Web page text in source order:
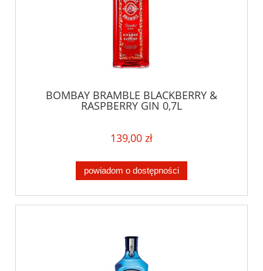
BOMBAY BRAMBLE BLACKBERRY &
RASPBERRY GIN 0,7L
139,00 zł
powiadom o dostępności